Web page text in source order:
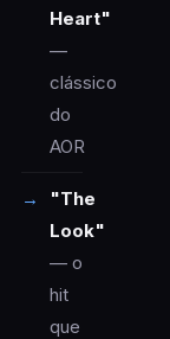
Heart"
—
clássico
do
AOR
"The
Look"
— o
hit
que